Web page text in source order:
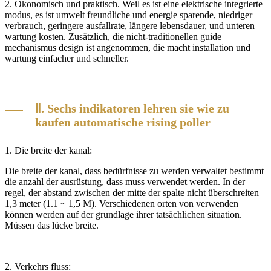
2. Ökonomisch und praktisch. Weil es ist eine elektrische integrierte
modus, es ist umwelt freundliche und energie sparende, niedriger
verbrauch, geringere ausfallrate, längere lebensdauer, und unteren
wartung kosten. Zusätzlich, die nicht-traditionellen guide
mechanismus design ist angenommen, die macht installation und
wartung einfacher und schneller.
Ⅱ. Sechs indikatoren lehren sie wie zu
kaufen automatische rising poller
1. Die breite der kanal:
Die breite der kanal, dass bedürfnisse zu werden verwaltet bestimmt
die anzahl der ausrüstung, dass muss verwendet werden. In der
regel, der abstand zwischen der mitte der spalte nicht überschreiten
1,3 meter (1.1 ~ 1,5 M). Verschiedenen orten von verwenden
können werden auf der grundlage ihrer tatsächlichen situation.
Müssen das lücke breite.
2. Verkehrs fluss: